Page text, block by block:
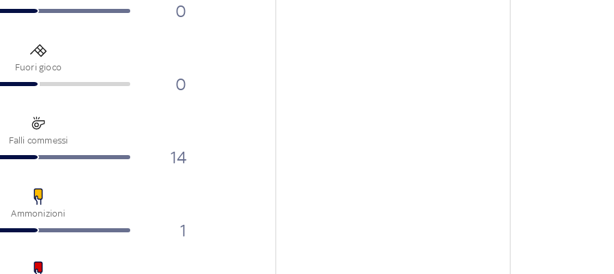
0
Fuori gioco
0
Falli commessi
14
Ammonizioni
1